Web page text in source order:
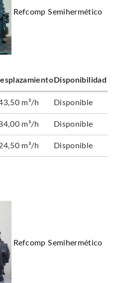
Refcomp Semihermético
Disponibilidad
m³/h Disponible
m³/h Disponible
m³/h Disponible
Refcomp Semihermético